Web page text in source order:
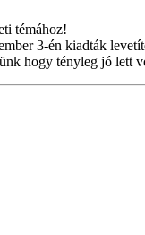
témához!
3-én kiadták
hogy tényleg jó lett